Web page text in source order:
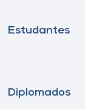
Estudantes
Diplomados